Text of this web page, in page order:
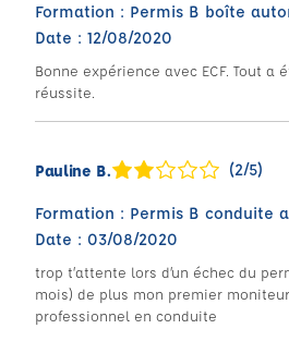
Formation : Permis B boîte
Date : 12/08/2020
Bonne expérience avec ECF. Tout a
réussite.
Pauline B. (2/5)
Formation : Permis B conduite
Date : 03/08/2020
trop t’attente lors d’un échec du
mois) de plus mon premier
professionnel en conduite